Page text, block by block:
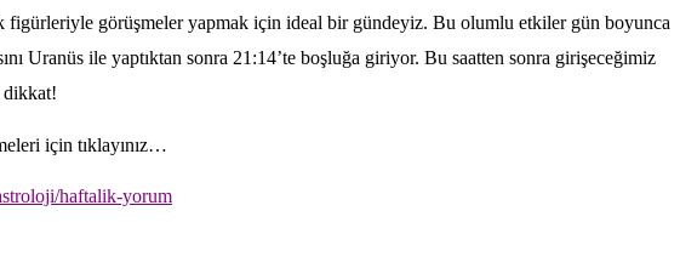
figürleriyle görüşmeler yapmak için ideal bir gündeyiz. Bu olumlu etkiler gün boyunca
Uranüs ile yaptıktan sonra 21:14’te boşluğa giriyor. Bu saatten sonra girişeceğimiz
dikkat!
için tıklayınız…
haftalik-yorum